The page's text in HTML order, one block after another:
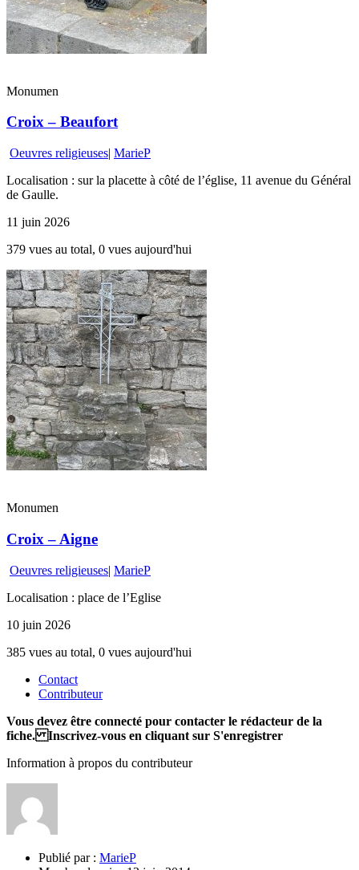
Monumen
Croix – Beaufort
Oeuvres religieuses| MarieP
Localisation : sur la placette à côté de l’église, 11 avenue du Général
de Gaulle.
11 juin 2026
379 vues au total, 0 vues aujourd'hui
Monumen
Croix – Aigne
Oeuvres religieuses| MarieP
Localisation : place de l’Eglise
10 juin 2026
385 vues au total, 0 vues aujourd'hui
Contact
Contributeur
Vous devez être connecté pour contacter le rédacteur de la
fiche. Inscrivez-vous en cliquant sur S'enregistrer
Information à propos du contributeur
Publié par : MarieP